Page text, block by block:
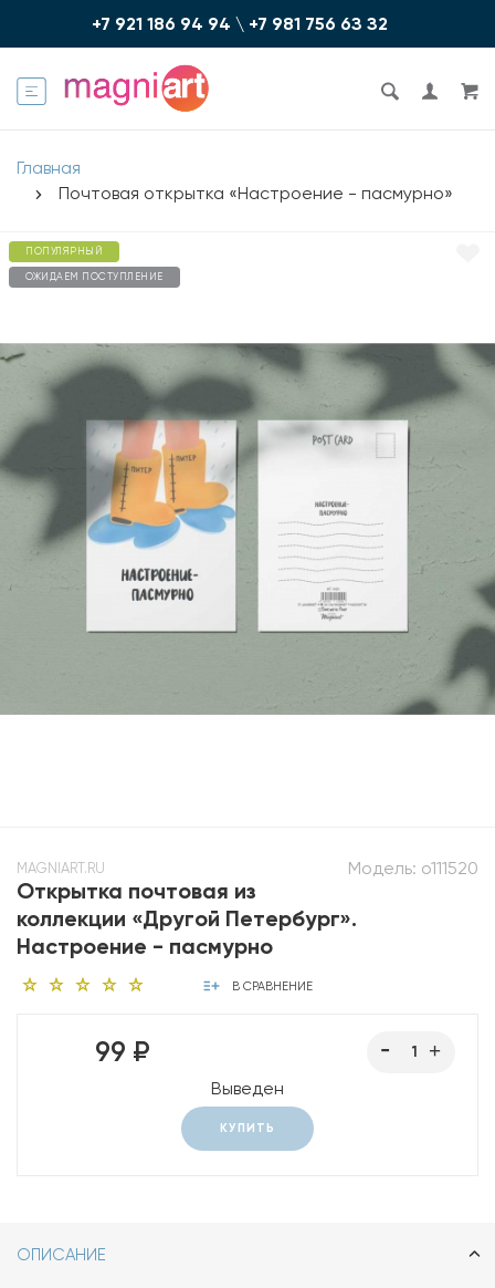
+7 921 186 94 94 \ +7 981 756 6З З2
Главная
Почтовая открытка «Настроение - пасмурно»
ПОПУЛЯРНЫЙ
ОЖИДАЕМ ПОСТУПЛЕНИЕ
Модель: o111520
MAGNIART.RU
Открытка почтовая из
коллекции «Другой Петербург».
Настроение - пасмурно
В СРАВНЕНИЕ
99 ₽
Выведен
КУПИТЬ
ОПИСАНИЕ